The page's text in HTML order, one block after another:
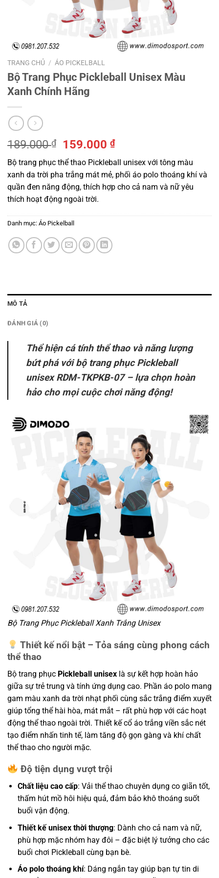
TRANG CHỦ / ÁO PICKELBALL
Bộ Trang Phục Pickleball Unisex Màu
Xanh Chính Hãng
189.000₫
Giá
gốc
là:
189.000 ₫.
159.000₫Giá
hiện
tại
là:
159.000 ₫.
Bộ trang phục thể thao Pickleball unisex với tông màu
xanh da trời pha trắng mát mẻ, phối áo polo thoáng khí và
quần đen năng động, thích hợp cho cả nam và nữ yêu
thích hoạt động ngoài trời.
Danh mục: Áo Pickelball
MÔ TẢ
ĐÁNH GIÁ (0)
Thể hiện cá tính thể thao và năng lượng
bứt phá với bộ trang phục Pickleball
unisex RDM-TKPKB-07 – lựa chọn hoàn
hảo cho mọi cuộc chơi năng động!
Bộ Trang Phục Pickleball Xanh Trắng Unisex
Thiết kế nổi bật – Tỏa sáng cùng phong cách
thể thao
Bộ trang phục Pickleball unisex là sự kết hợp hoàn hảo
giữa sự trẻ trung và tính ứng dụng cao. Phần áo polo mang
gam màu xanh da trời nhạt phối cùng sắc trắng điểm xuyết
giúp tổng thể hài hòa, mát mắt – rất phù hợp với các hoạt
động thể thao ngoài trời. Thiết kế cổ áo trắng viền sắc nét
tạo điểm nhấn tinh tế, làm tăng độ gọn gàng và khí chất
thể thao cho người mặc.
Độ tiện dụng vượt trội
Chất liệu cao cấp: Vải thể thao chuyên dụng co giãn tốt,
thấm hút mồ hôi hiệu quả, đảm bảo khô thoáng suốt
buổi vận động.
Thiết kế unisex thời thượng: Dành cho cả nam và nữ,
phù hợp mặc nhóm hay đôi – đặc biệt lý tưởng cho các
buổi chơi Pickleball cùng bạn bè.
Áo polo thoáng khí: Dáng ngắn tay giúp bạn tự tin di